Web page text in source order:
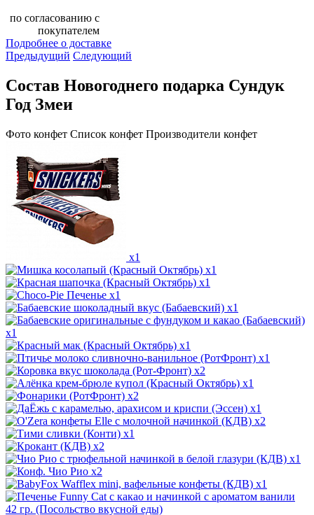
по согласованию с
покупателем
Подробнее о доставке
Предыдущий Следующий
Состав Новогоднего подарка Сундук
Год Змеи
Фото конфет Список конфет Производители конфет
x1
x1
x1
x1
x1
x1
x1
x1
x2
x1
x2
x1
x2
x1
x2
x1
x2
x1